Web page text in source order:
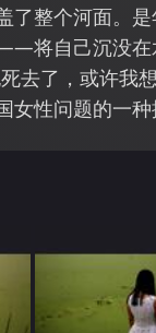
整个河面。
将自己沉没
去了，或许我
性问题的一种